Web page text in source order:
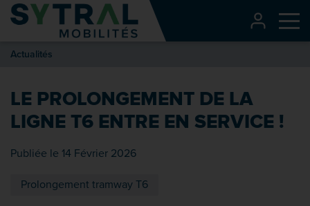
Contenu
Entête de page
Recherche
Pied de page
Actualités
LE PROLONGEMENT DE LA
LIGNE T6 ENTRE EN SERVICE !
Publiée le 14 Février 2026
Prolongement tramway T6